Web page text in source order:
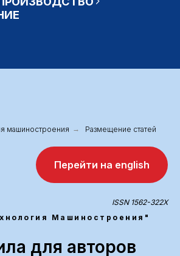
машиностроения → Размещение статей
Перейти на english
ISSN 1562-322X
Машиностроения"
для авторов